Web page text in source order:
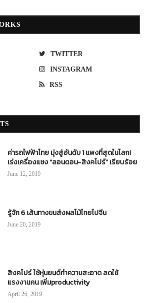
TWITTER
INSTAGRAM
RSS
ค่ารถไฟฟ้าไทย มุ่งสู่อันดับ 1 แพงที่สุดในโลก!
เร่งเครื่องแซง “ลอนดอน-สิงคโปร์” เรียบร้อย
June 12, 2019
รู้จัก 6 เส้นทางขนส่งผลไม้ไทยไปจีน
June 20, 2019
สิงคโปร์ ใช้หุ่นยนต์ทำความสะอาด ลดใช้
แรงงานคน เพิ่มproductivity
April 26, 2019